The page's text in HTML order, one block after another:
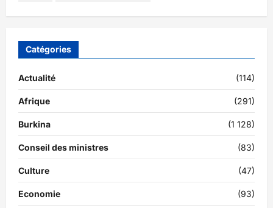
Catégories
Actualité (114)
Afrique (291)
Burkina (1 128)
Conseil des ministres (83)
Culture (47)
Economie (93)